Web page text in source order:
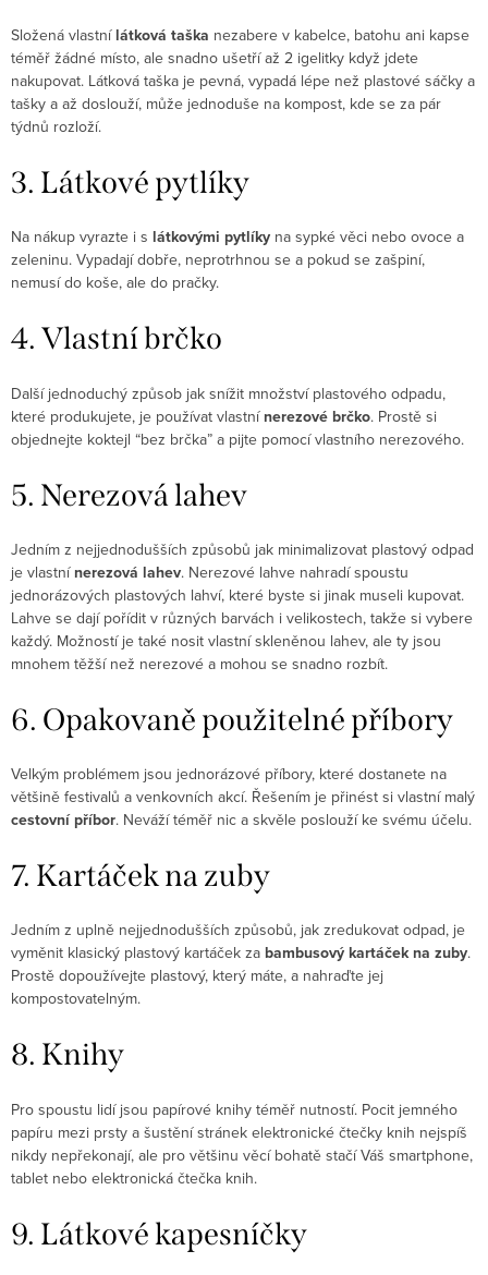
Složená vlastní látková taška nezabere v kabelce, batohu ani kapse
téměř žádné místo, ale snadno ušetří až 2 igelitky když jdete
nakupovat. Látková taška je pevná, vypadá lépe než plastové sáčky a
tašky a až doslouží, může jednoduše na kompost, kde se za pár
týdnů rozloží.
3. Látkové pytlíky
Na nákup vyrazte i s látkovými pytlíky na sypké věci nebo ovoce a
zeleninu. Vypadají dobře, neprotrhnou se a pokud se zašpiní,
nemusí do koše, ale do pračky.
4. Vlastní brčko
Další jednoduchý způsob jak snížit množství plastového odpadu,
které produkujete, je používat vlastní nerezové brčko. Prostě si
objednejte koktejl “bez brčka” a pijte pomocí vlastního nerezového.
5. Nerezová lahev
Jedním z nejjednodušších způsobů jak minimalizovat plastový odpad
je vlastní nerezová lahev. Nerezové lahve nahradí spoustu
jednorázových plastových lahví, které byste si jinak museli kupovat.
Lahve se dají pořídit v různých barvách i velikostech, takže si vybere
každý. Možností je také nosit vlastní skleněnou lahev, ale ty jsou
mnohem těžší než nerezové a mohou se snadno rozbít.
6. Opakovaně použitelné příbory
Velkým problémem jsou jednorázové příbory, které dostanete na
většině festivalů a venkovních akcí. Řešením je přinést si vlastní malý
cestovní příbor. Neváží téměř nic a skvěle poslouží ke svému účelu.
7. Kartáček na zuby
Jedním z uplně nejjednodušších způsobů, jak zredukovat odpad, je
vyměnit klasický plastový kartáček za bambusový kartáček na zuby.
Prostě dopoužívejte plastový, který máte, a nahraďte jej
kompostovatelným.
8. Knihy
Pro spoustu lidí jsou papírové knihy téměř nutností. Pocit jemného
papíru mezi prsty a šustění stránek elektronické čtečky knih nejspíš
nikdy nepřekonají, ale pro většinu věcí bohatě stačí Váš smartphone,
tablet nebo elektronická čtečka knih.
9. Látkové kapesníčky